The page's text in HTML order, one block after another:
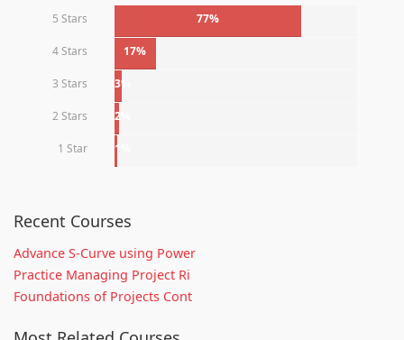
5 Stars
77%
4 Stars 17%
3 Stars 3%
2 Stars 2%
1 Star 1%
Recent Courses
Advance S-Curve using Power
Practice Managing Project Ri
Foundations of Projects Cont